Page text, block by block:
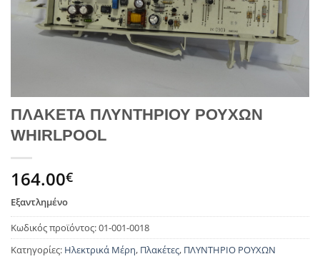
ΠΛΑΚΕΤΑ ΠΛΥΝΤΗΡΙΟΥ ΡΟΥΧΩΝ
WHIRLPOOL
164.00€
Εξαντλημένο
Κωδικός προϊόντος:01-001-0018
Κατηγορίες: Ηλεκτρικά Μέρη, Πλακέτες, ΠΛΥΝΤΗΡΙΟ ΡΟΥΧΩΝ